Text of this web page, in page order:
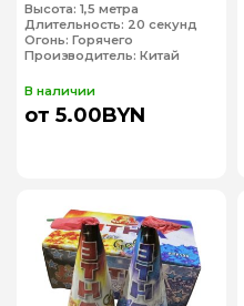
Высота: 1,5 метра
Длительность: 20 секунд
Огонь: Горячего
Производитель: Китай
В наличии
от 5.00BYN